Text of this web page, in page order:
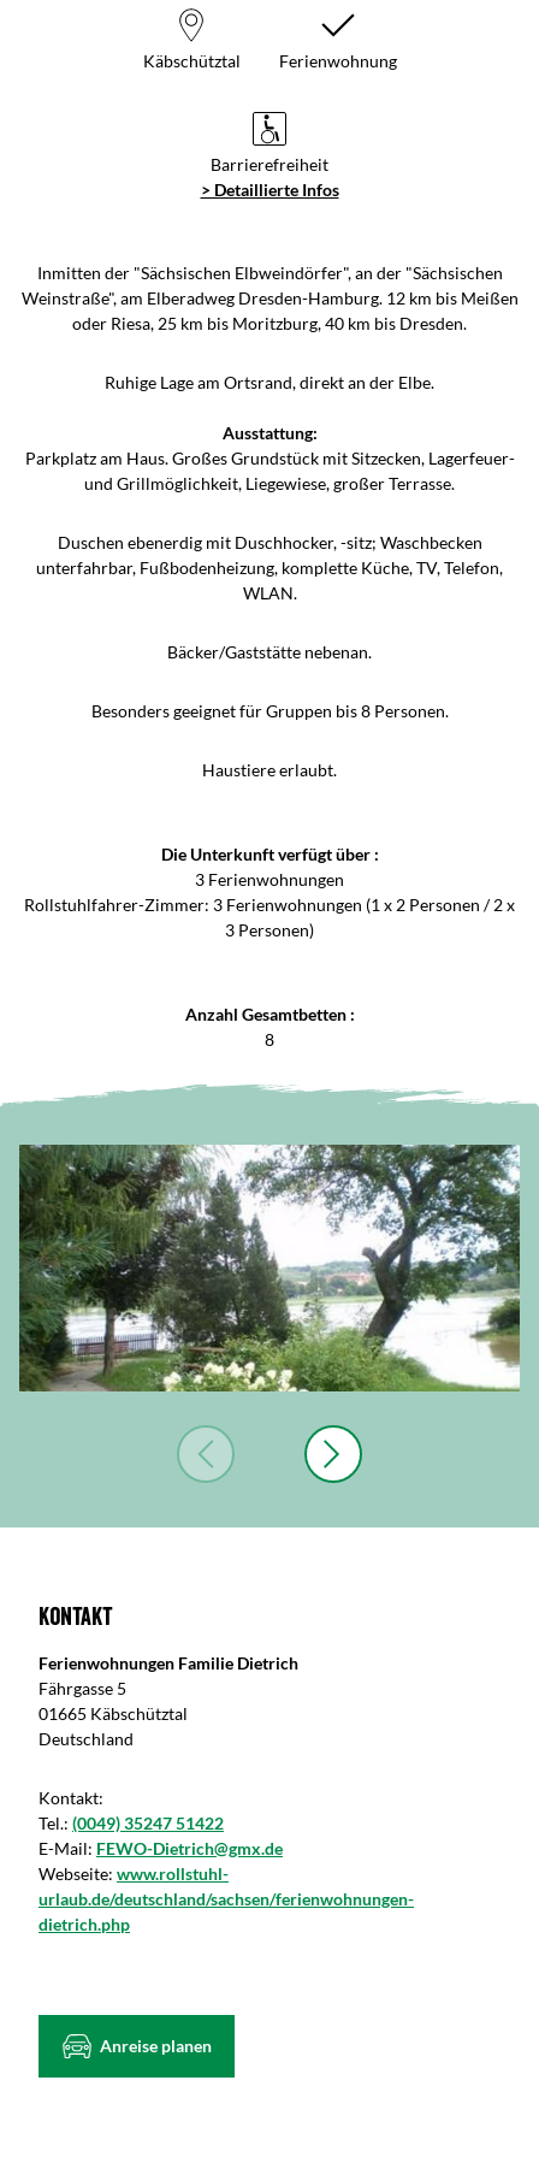
Käbschütztal Ferienwohnung
Barrierefreiheit
> Detaillierte Infos
Inmitten der "Sächsischen Elbweindörfer", an der "Sächsischen
Weinstraße", am Elberadweg Dresden-Hamburg. 12 km bis Meißen
oder Riesa, 25 km bis Moritzburg, 40 km bis Dresden.
Ruhige Lage am Ortsrand, direkt an der Elbe.
Ausstattung:
Parkplatz am Haus. Großes Grundstück mit Sitzecken, Lagerfeuer-
und Grillmöglichkeit, Liegewiese, großer Terrasse.
Duschen ebenerdig mit Duschhocker, -sitz; Waschbecken
unterfahrbar, Fußbodenheizung, komplette Küche, TV, Telefon,
WLAN.
Bäcker/Gaststätte nebenan.
Besonders geeignet für Gruppen bis 8 Personen.
Haustiere erlaubt.
Die Unterkunft verfügt über :
3 Ferienwohnungen
Rollstuhlfahrer-Zimmer: 3 Ferienwohnungen (1 x 2 Personen / 2 x
3 Personen)
Anzahl Gesamtbetten :
8
Kontakt
Ferienwohnungen Familie Dietrich
Fährgasse 5
01665 Käbschütztal
Deutschland
Kontakt:
Tel.: (0049) 35247 51422
E-Mail: FEWO-Dietrich@gmx.de
Webseite: www.rollstuhl-
urlaub.de/deutschland/sachsen/ferienwohnungen-
dietrich.php
Anreise planen